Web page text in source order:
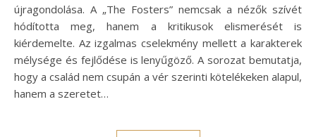
újragondolása. A „The Fosters” nemcsak a nézők szívét
hódította meg, hanem a kritikusok elismerését is
kiérdemelte. Az izgalmas cselekmény mellett a karakterek
mélysége és fejlődése is lenyűgöző. A sorozat bemutatja,
hogy a család nem csupán a vér szerinti kötelékeken alapul,
hanem a szeretet…